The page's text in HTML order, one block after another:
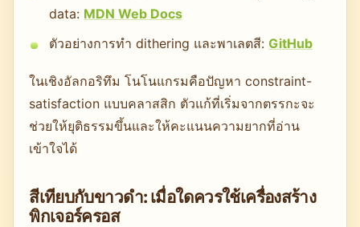
data: MDN Web Docs
ตัวอย่างการทำ dithering และพาเลตสี: GitHub
ในเชิงอัลกอริทึม โนโนแกรมคือปัญหา constraint-
satisfaction แบบคลาสสิก ตัวแก้ที่เริ่มจากตรรกะจะ
ช่วยให้ยุติธรรมขึ้นและให้คะแนนความยากที่อ่าน
เข้าใจได้
สีเทียบกับขาวดำ: เมื่อใดควรใช้เครื่องสร้าง
พิกเจอร์ครอส